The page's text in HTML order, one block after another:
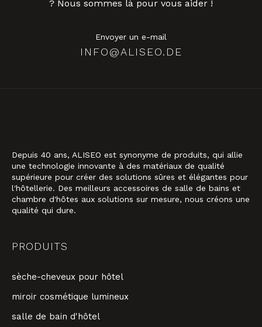
? Nous sommes là pour vous aider !
Envoyer un e-mail
INFO@ALISEO.DE
Depuis 40 ans, ALISEO est synonyme de produits, qui allie
une technologie innovante à des matériaux de qualité
supérieure pour créer des solutions sûres et élégantes pour
l'hôtellerie. Des meilleurs accessoires de salle de bains et
chambre d'hôtes aux solutions sur mesure, nous créons une
qualité qui dure.
PRODUITS
sèche-cheveux pour hôtel
miroir cosmétique lumineux
salle de bain d'hôtel